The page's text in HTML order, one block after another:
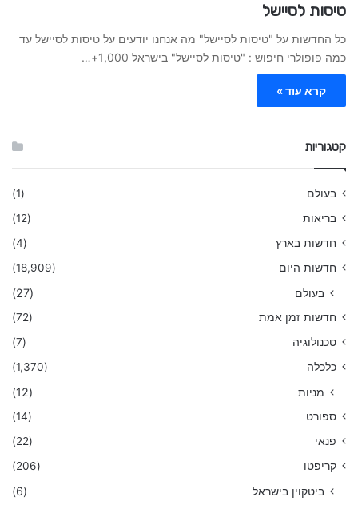
טיסות לסיישל
כל החדשות על "טיסות לסיישל" מה אנחנו יודעים על טיסות לסיישל עד
כמה פופולרי חיפוש : "טיסות לסיישל" בישראל 1,000+…
קרא עוד »
קטגוריות
בעולם
(1)
בריאות
(12)
חדשות בארץ
(4)
חדשות היום
(18,909)
בעולם (27)
חדשות זמן אמת
(72)
טכנולוגיה
(7)
כלכלה
(1,370)
מניות (12)
ספורט
(14)
פנאי
(22)
קריפטו
(206)
ביטקוין בישראל (6)